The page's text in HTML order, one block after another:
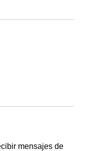
mensajes de